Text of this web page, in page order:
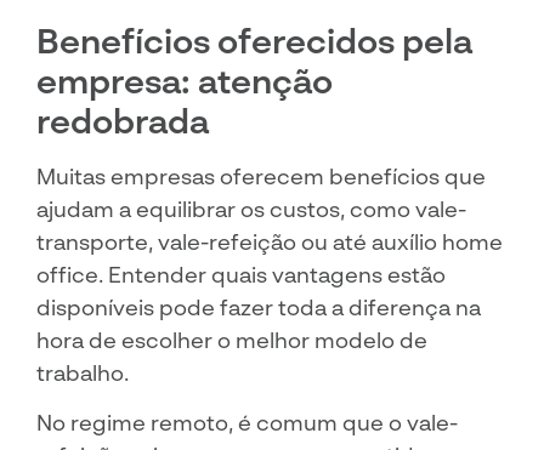
Benefícios oferecidos pela
empresa: atenção
redobrada
Muitas empresas oferecem benefícios que
ajudam a equilibrar os custos, como vale-
transporte, vale-refeição ou até auxílio home
office. Entender quais vantagens estão
disponíveis pode fazer toda a diferença na
hora de escolher o melhor modelo de
trabalho.
No regime remoto, é comum que o vale-